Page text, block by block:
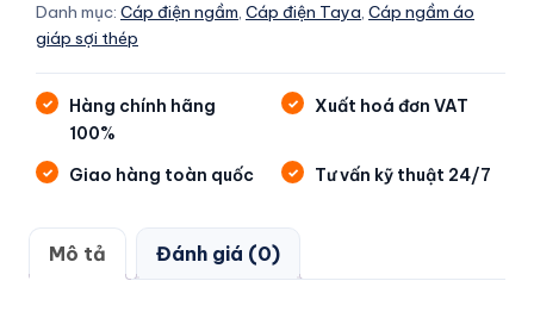
Danh mục: Cáp điện ngầm, Cáp điện Taya, Cáp ngầm áo
giáp sợi thép
Hàng chính hãng
100%
Xuất hoá đơn VAT
Giao hàng toàn quốc Tư vấn kỹ thuật 24/7
Mô tả Đánh giá (0)